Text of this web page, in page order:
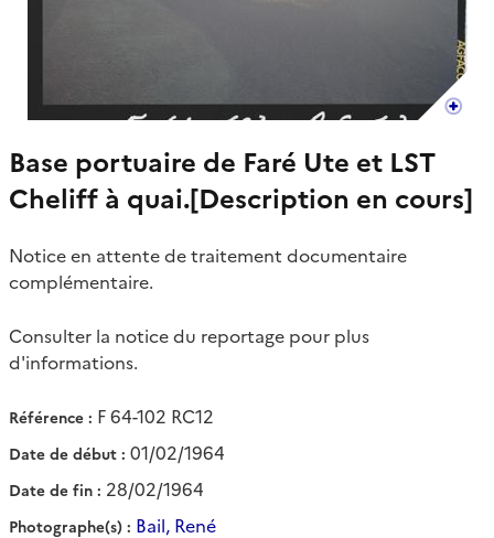
Base portuaire de Faré Ute et LST
Cheliff à quai.[Description en cours]
Notice en attente de traitement documentaire
complémentaire.
Consulter la notice du reportage pour plus
d'informations.
Référence F 64-102 RC12
Date de début 01/02/1964
Date de fin 28/02/1964
Photographe(s) Bail, René